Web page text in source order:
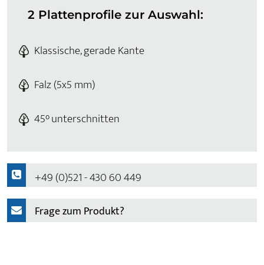
2 Plattenprofile zur Auswahl:
Klassische, gerade Kante
Falz (5x5 mm)
45° unterschnitten
+49 (0)521 - 430 60 449
Frage zum Produkt?